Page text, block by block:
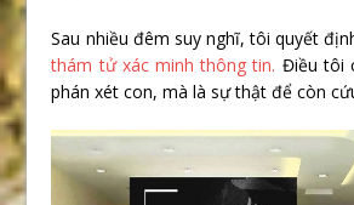
Sau nhiều đêm suy nghĩ, tôi quyết
thám tử xác minh thông tin. Điều tôi
phán xét con, mà là sự thật để còn